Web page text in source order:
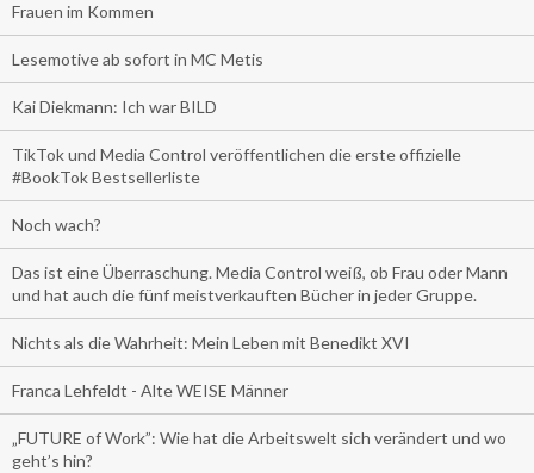
Frauen im Kommen
Lesemotive ab sofort in MC Metis
Kai Diekmann: Ich war BILD
TikTok und Media Control veröffentlichen die erste offizielle
#BookTok Bestsellerliste
Noch wach?
Das ist eine Überraschung. Media Control weiß, ob Frau oder Mann
und hat auch die fünf meistverkauften Bücher in jeder Gruppe.
Nichts als die Wahrheit: Mein Leben mit Benedikt XVI
Franca Lehfeldt - Alte WEISE Männer
„FUTURE of Work”: Wie hat die Arbeitswelt sich verändert und wo
geht’s hin?